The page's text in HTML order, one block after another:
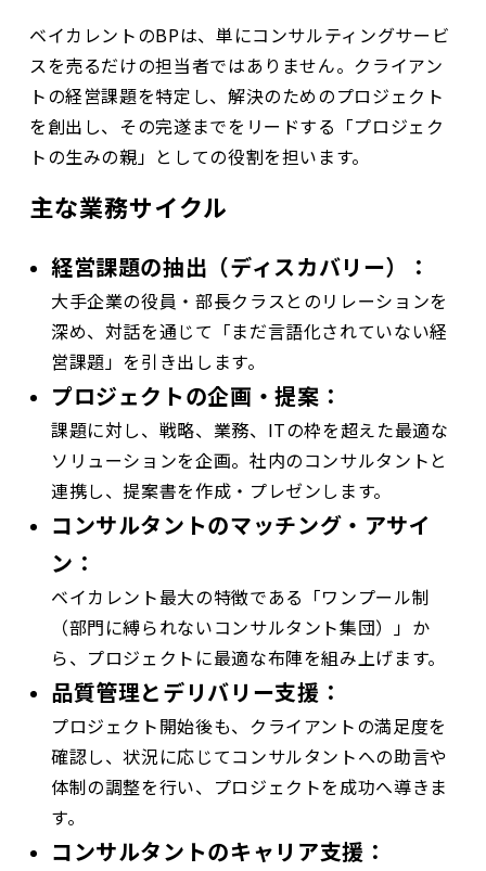
ベイカレントのBPは、単にコンサルティングサービ
スを売るだけの担当者ではありません。クライアン
トの経営課題を特定し、解決のためのプロジェクト
を創出し、その完遂までをリードする「プロジェク
トの生みの親」としての役割を担います。
主な業務サイクル
経営課題の抽出（ディスカバリー）：
大手企業の役員・部長クラスとのリレーションを
深め、対話を通じて「まだ言語化されていない経
営課題」を引き出します。
プロジェクトの企画・提案：
課題に対し、戦略、業務、ITの枠を超えた最適な
ソリューションを企画。社内のコンサルタントと
連携し、提案書を作成・プレゼンします。
コンサルタントのマッチング・アサイ
ン：
ベイカレント最大の特徴である「ワンプール制
（部門に縛られないコンサルタント集団）」か
ら、プロジェクトに最適な布陣を組み上げます。
品質管理とデリバリー支援：
プロジェクト開始後も、クライアントの満足度を
確認し、状況に応じてコンサルタントへの助言や
体制の調整を行い、プロジェクトを成功へ導きま
す。
コンサルタントのキャリア支援：